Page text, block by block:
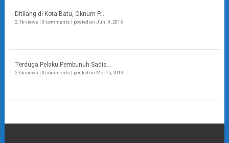
Ditilang di Kota Batu, Oknum P...
2.7k views | 0 comments | posted on Juni 9, 2016
Terduga Pelaku Pembunuh Sadis...
2.6k views | 0 comments | posted on Mei 15, 2019